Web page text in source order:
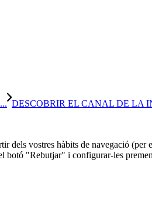
DESCOBRIR EL CANAL DE LA
vostres hàbits de navegació
botó "Rebutjar" i configurar-les